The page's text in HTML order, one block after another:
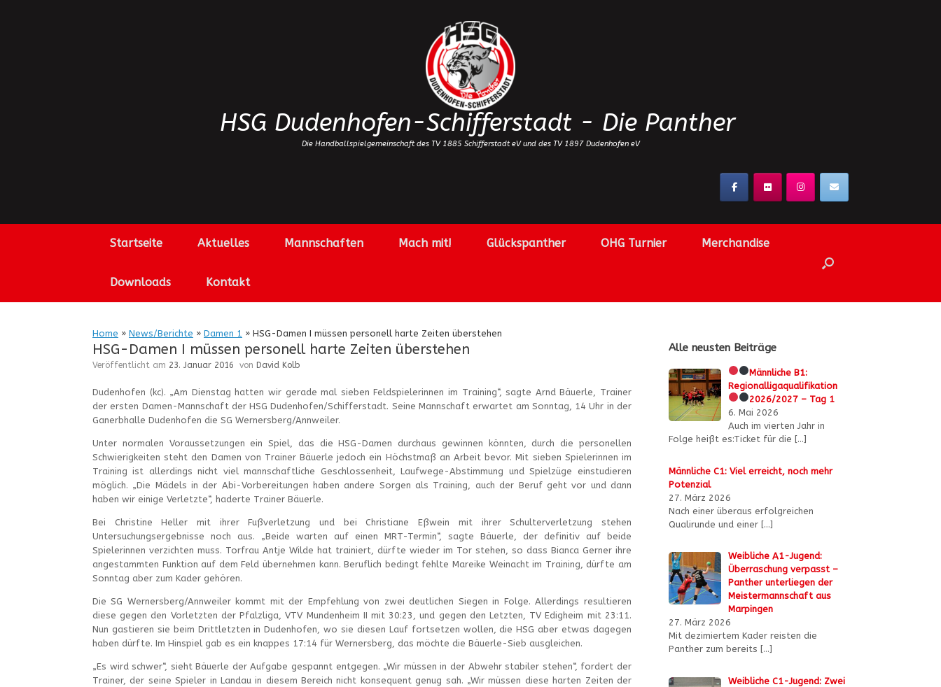
HSG Dudenhofen-Schifferstadt - Die Panther
Die Handballspielgemeinschaft des TV 1885 Schifferstadt eV und des TV 1897 Dudenhofen eV
Startseite Aktuelles Mannschaften Mach mit! Glückspanther OHG Turnier Merchandise
Downloads Kontakt
Home » News/Berichte » Damen 1 » HSG-Damen I müssen personell harte Zeiten überstehen
HSG-Damen I müssen personell harte Zeiten überstehen
Veröffentlicht am 23. Januar 2016 von David Kolb
Dudenhofen (kc). „Am Dienstag hatten wir gerade mal sieben Feldspielerinnen im Training“, sagte Arnd Bäuerle, Trainer
der ersten Damen-Mannschaft der HSG Dudenhofen/Schifferstadt. Seine Mannschaft erwartet am Sonntag, 14 Uhr in der
Ganerbhalle Dudenhofen die SG Wernersberg/Annweiler.
Unter normalen Voraussetzungen ein Spiel, das die HSG-Damen durchaus gewinnen könnten, durch die personellen
Schwierigkeiten steht den Damen von Trainer Bäuerle jedoch ein Höchstmaß an Arbeit bevor. Mit sieben Spielerinnen im
Training ist allerdings nicht viel mannschaftliche Geschlossenheit, Laufwege-Abstimmung und Spielzüge einstudieren
möglich. „Die Mädels in der Abi-Vorbereitungen haben andere Sorgen als Training, auch der Beruf geht vor und dann
haben wir einige Verletzte“, haderte Trainer Bäuerle.
Bei Christine Heller mit ihrer Fußverletzung und bei Christiane Eßwein mit ihrer Schulterverletzung stehen
Untersuchungsergebnisse noch aus. „Beide warten auf einen MRT-Termin“, sagte Bäuerle, der definitiv auf beide
Spielerinnen verzichten muss. Torfrau Antje Wilde hat trainiert, dürfte wieder im Tor stehen, so dass Bianca Gerner ihre
angestammten Funktion auf dem Feld übernehmen kann. Beruflich bedingt fehlte Mareike Weinacht im Training, dürfte am
Sonntag aber zum Kader gehören.
Die SG Wernersberg/Annweiler kommt mit der Empfehlung von zwei deutlichen Siegen in Folge. Allerdings resultieren
diese gegen den Vorletzten der Pfalzliga, VTV Mundenheim II mit 30:23, und gegen den Letzten, TV Edigheim mit 23:11.
Nun gastieren sie beim Drittletzten in Dudenhofen, wo sie diesen Lauf fortsetzen wollen, die HSG aber etwas dagegen
haben dürfte. Im Hinspiel gab es ein knappes 17:14 für Wernersberg, das möchte die Bäuerle-Sieb ausgleichen.
„Es wird schwer“, sieht Bäuerle der Aufgabe gespannt entgegen. „Wir müssen in der Abwehr stabiler stehen“, fordert der
Trainer, der seine Spieler in Landau in diesem Bereich nicht konsequent genug sah. „Wir müssen diese harten Zeiten der
Alle neusten Beiträge
Männliche B1:
Regionalligaqualifikation
2026/2027 – Tag 1
6. Mai 2026
Auch im vierten Jahr in
Folge heißt es:Ticket für die […]
Männliche C1: Viel erreicht, noch mehr
Potenzial
27. März 2026
Nach einer überaus erfolgreichen
Qualirunde und einer[…]
Weibliche A1-Jugend:
Überraschung verpasst –
Panther unterliegen der
Meistermannschaft aus
Marpingen
27. März 2026
Mit dezimiertem Kader reisten die
Panther zum bereits […]
Weibliche C1-Jugend: Zwei